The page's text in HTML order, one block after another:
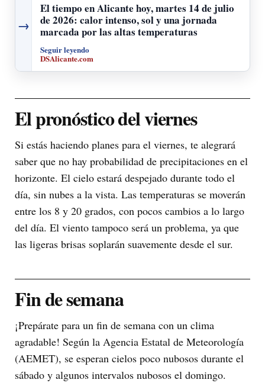
→
El tiempo en Alicante hoy, martes 14 de julio
de 2026: calor intenso, sol y una jornada
marcada por las altas temperaturas
Seguir leyendo
DSAlicante.com
El pronóstico del viernes
Si estás haciendo planes para el viernes, te alegrará
saber que no hay probabilidad de precipitaciones en el
horizonte. El cielo estará despejado durante todo el
día, sin nubes a la vista. Las temperaturas se moverán
entre los 8 y 20 grados, con pocos cambios a lo largo
del día. El viento tampoco será un problema, ya que
las ligeras brisas soplarán suavemente desde el sur.
Fin de semana
¡Prepárate para un fin de semana con un clima
agradable! Según la Agencia Estatal de Meteorología
(AEMET), se esperan cielos poco nubosos durante el
sábado y algunos intervalos nubosos el domingo.